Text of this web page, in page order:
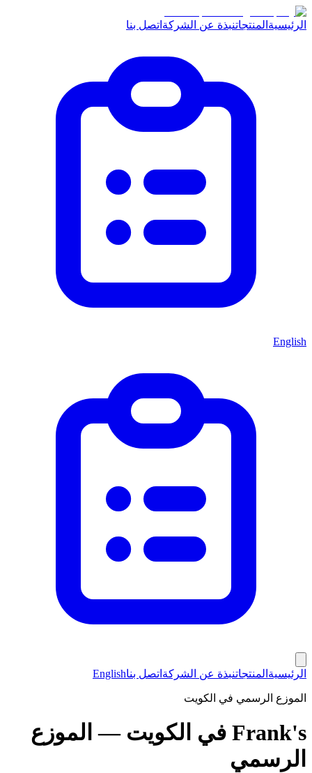
الرئيسية المنتجاتنبذة عن الشركة اتصل بنا
English
الرئيسية المنتجاتنبذة عن الشركة اتصل بناEnglish
الموزع الرسمي في الكويت
Frank's في الكويت — الموزع
الرسمي